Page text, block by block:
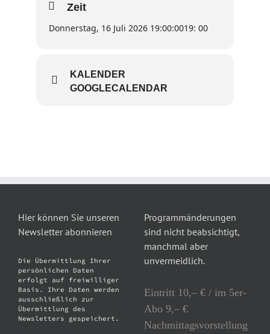
Zeit
Donnerstag, 16 Juli 2026 19:00:0019: 00
KALENDER
GOOGLECALENDAR
Hier können Sie unseren
Newsletter abonnieren
Die Übermittlung Ihrer
persönlichen Daten
erfolgt auf freiwilliger
Basis. Ihre Daten werden
ausschließlich zur
Übermittlung des
Newsletters gespeichert.
Programmänderungen
sind nicht beabsichtigt,
manchmal aber
unvermeidlich.
Eintritt 10,– € / im 5er-
Abo 9,– €
Nachmittagsvorstellung